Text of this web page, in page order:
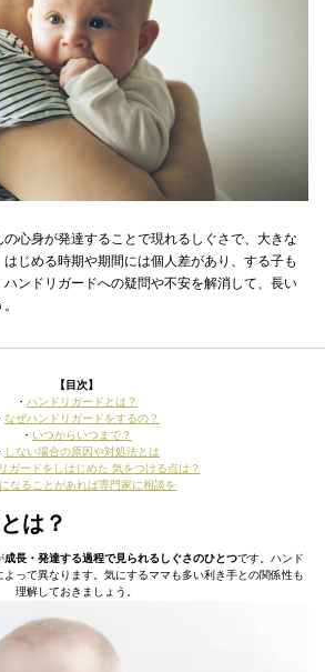
心身が発達することで現れるしぐさで、大きな
じめる時期や期間には個人差があり、する子も
ンドリガードへの疑問や不安を解消して、長い
【目次】
・ ハンドリガードとは？
なぜハンドリガードをするの？
・ いつからいつまで？
しない場合の原因や対処法とは
ガードをしはじめた 気をつける点は？
なることがあれば専門家に相談を
は？
成長・発達する過程で見られるしぐさのひとつです。ハンド
よって異なります。気にするママも多い利き手との関係性も
理解しておきましょう。